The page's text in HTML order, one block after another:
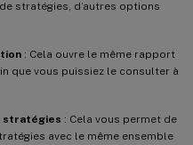
stratégies, d’autres options
: Cela ouvre le même rapport
que vous puissiez le consulter à
stratégies : Cela vous permet de
avec le même ensemble